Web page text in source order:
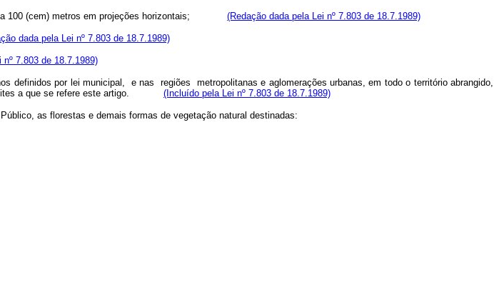
100 (cem) metros em projeções horizontais; (Redação dada pela Lei nº 7.803 de 18.7.1989)
dada pela Lei nº 7.803 de 18.7.1989)
nº 7.803 de 18.7.1989)
definidos por lei municipal, e nas regiões metropolitanas e aglomerações urbanas, em todo o território abrangido,
a que se refere este artigo.
(Incluído pela Lei nº 7.803 de 18.7.1989)
as florestas e demais formas de vegetação natural destinadas: